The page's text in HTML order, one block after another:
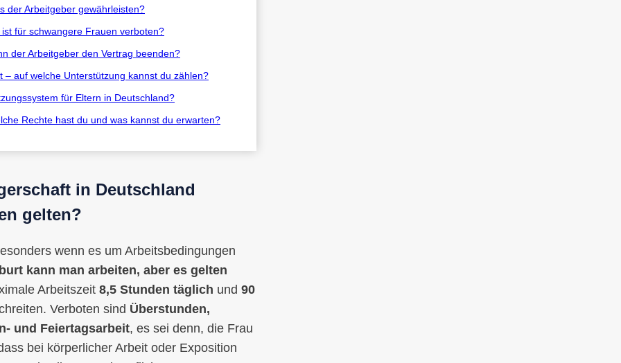
der Arbeitgeber gewährleisten?
für schwangere Frauen verboten?
der Arbeitgeber den Vertrag beenden?
auf welche Unterstützung kannst du zählen?
für Eltern in Deutschland?
Rechte hast du und was kannst du erwarten?
in Deutschland
gelten?
wenn es um Arbeitsbedingungen
kann man arbeiten, aber es gelten
Arbeitszeit 8,5 Stunden täglich und 90
Verboten sind Überstunden,
und Feiertagsarbeit, es sei denn, die Frau
bei körperlicher Arbeit oder Exposition